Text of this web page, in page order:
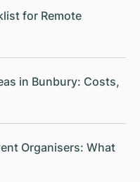
for Remote
in Bunbury: Costs,
Organisers: What